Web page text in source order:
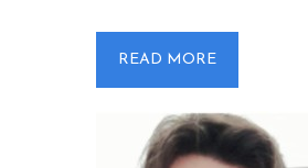
READ MORE